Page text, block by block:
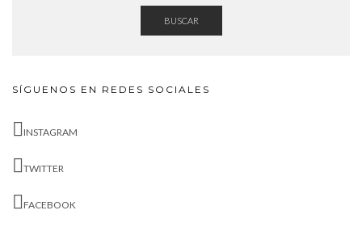
BUSCAR
SÍGUENOS EN REDES SOCIALES
INSTAGRAM
TWITTER
FACEBOOK